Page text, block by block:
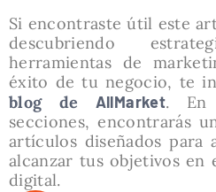
Si encontraste útil este
descubriendo
herramientas de
éxito de tu negocio, te
blog de AllMarket. En
secciones, encontrarás
artículos diseñados para
alcanzar tus objetivos
digital.